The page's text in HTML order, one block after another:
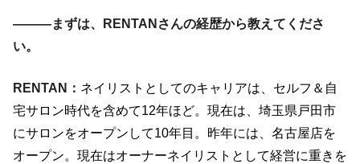
―――まずは、RENTANさんの経歴から教えてくださ
い。
RENTAN： ネイリストとしてのキャリアは、セルフ＆自
宅サロン時代を含めて12年ほど。現在は、埼玉県戸田市
にサロンをオープンして10年目。昨年には、名古屋店を
オープン。現在はオーナーネイリストとして経営に重きを